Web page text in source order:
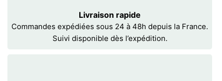
Livraison rapide
Commandes expédiées sous 24 à 48h depuis la France.
Suivi disponible dès l’expédition.